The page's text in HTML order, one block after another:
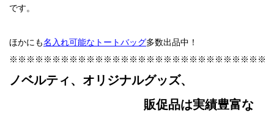
です。
ほかにも名入れ可能なトートバッグ多数出品中！
ノベルティ、オリジナルグッズ、
販促品は実績豊富な